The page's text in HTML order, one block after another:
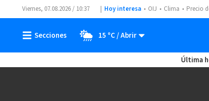
Viernes, 07.08.2026 / 10:37 Hoy interesa OIJ Clima Precio
15 ºC
Última